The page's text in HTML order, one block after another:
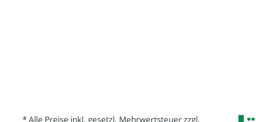
* Alle Preise inkl. gesetzl. Mehrwertsteuer zzgl.